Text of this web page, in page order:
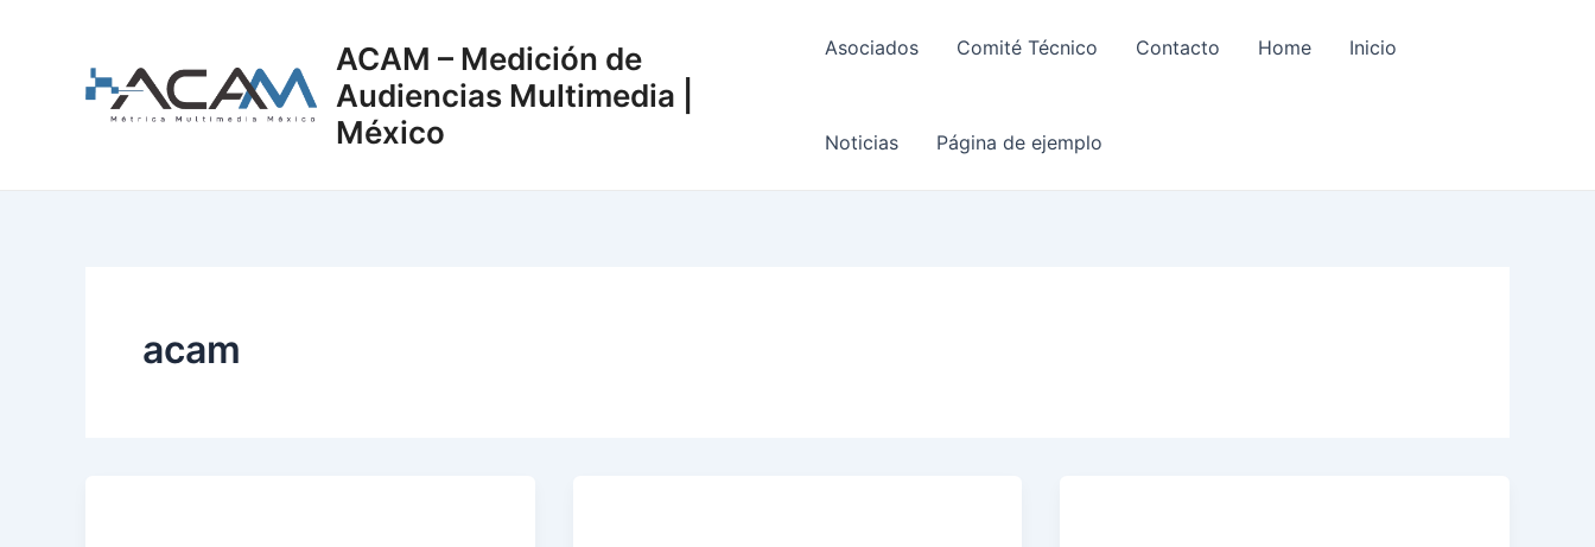
ACAM – Medición de
Audiencias Multimedia |
México
Asociados Comité Técnico Contacto Home Inicio
Noticias Página de ejemplo
acam